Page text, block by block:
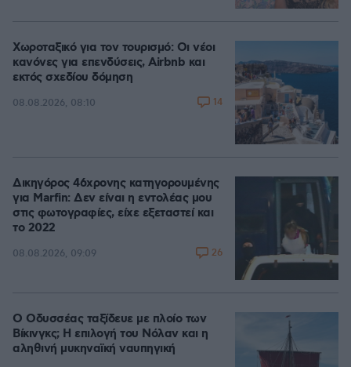
Χωροταξικό για τον τουρισμό: Οι νέοι
κανόνες για επενδύσεις, Airbnb και
εκτός σχεδίου δόμηση
08.08.2026, 08:10 14
Δικηγόρος 46χρονης κατηγορουμένης
για Marfin: Δεν είναι η εντολέας μου
στις φωτογραφίες, είχε εξεταστεί και
το 2022
08.08.2026, 09:09 26
Ο Οδυσσέας ταξίδευε με πλοίο των
Βίκινγκς; Η επιλογή του Νόλαν και η
αληθινή μυκηναϊκή ναυπηγική